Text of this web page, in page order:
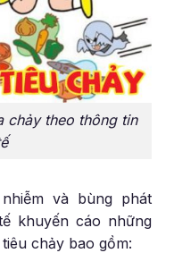
chảy theo thông tin
và bùng phát
khuyến cáo những
chảy bao gồm: